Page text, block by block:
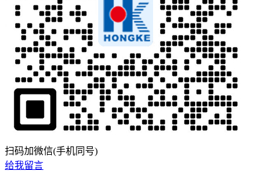
扫码加微信(手机同号)
给我留言